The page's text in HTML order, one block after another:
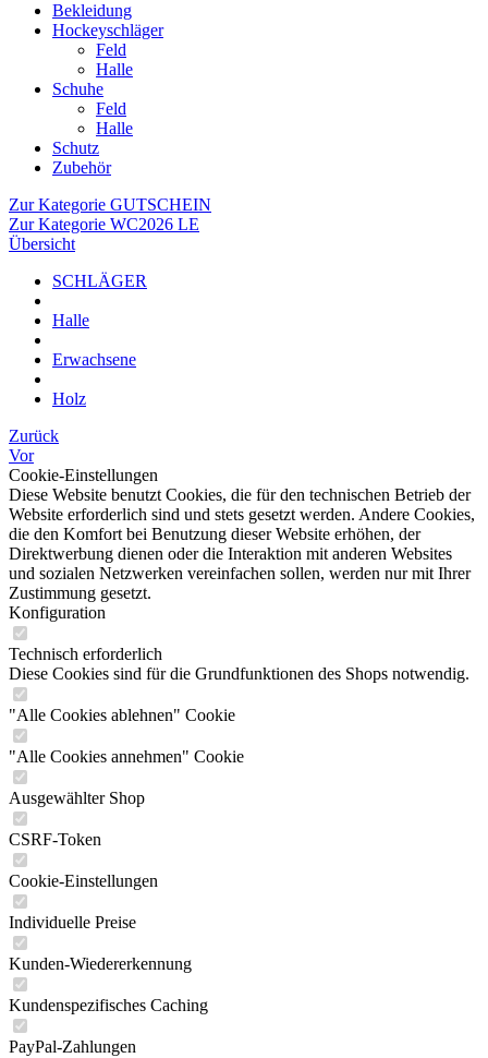
Bekleidung
Hockeyschläger
Feld
Halle
Schuhe
Feld
Halle
Schutz
Zubehör
Zur Kategorie GUTSCHEIN
Zur Kategorie WC2026 LE
Übersicht
SCHLÄGER
Halle
Erwachsene
Holz
Zurück
Vor
Cookie-Einstellungen
Diese Website benutzt Cookies, die für den technischen Betrieb der
Website erforderlich sind und stets gesetzt werden. Andere Cookies,
die den Komfort bei Benutzung dieser Website erhöhen, der
Direktwerbung dienen oder die Interaktion mit anderen Websites
und sozialen Netzwerken vereinfachen sollen, werden nur mit Ihrer
Zustimmung gesetzt.
Konfiguration
Technisch erforderlich
Diese Cookies sind für die Grundfunktionen des Shops notwendig.
"Alle Cookies ablehnen" Cookie
"Alle Cookies annehmen" Cookie
Ausgewählter Shop
CSRF-Token
Cookie-Einstellungen
Individuelle Preise
Kunden-Wiedererkennung
Kundenspezifisches Caching
PayPal-Zahlungen